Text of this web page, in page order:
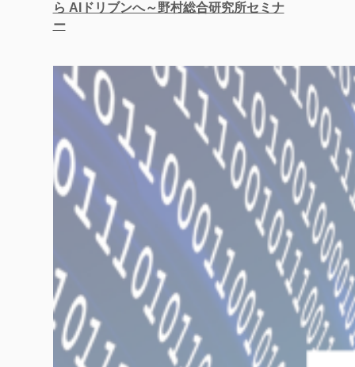
ら​ AIドリブンへ​～野村総合研究所セミナ
ー